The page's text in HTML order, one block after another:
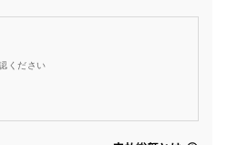
ください